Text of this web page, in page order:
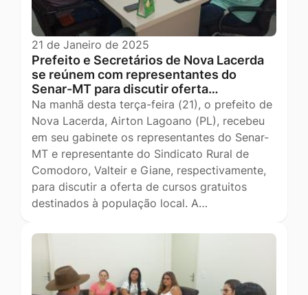
21 de Janeiro de 2025
Prefeito e Secretários de Nova Lacerda
se reúnem com representantes do
Senar-MT para discutir oferta…
Na manhã desta terça-feira (21), o prefeito de
Nova Lacerda, Airton Lagoano (PL), recebeu
em seu gabinete os representantes do Senar-
MT e representante do Sindicato Rural de
Comodoro, Valteir e Giane, respectivamente,
para discutir a oferta de cursos gratuitos
destinados à população local. A…